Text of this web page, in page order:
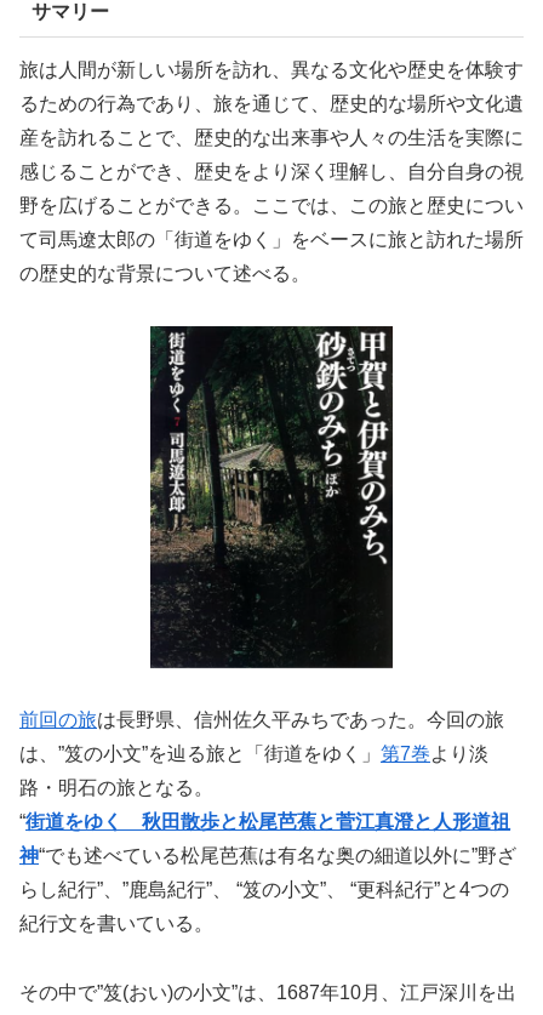
サマリー
旅は人間が新しい場所を訪れ、異なる文化や歴史を体験す
るための行為であり、旅を通じて、歴史的な場所や文化遺
産を訪れることで、歴史的な出来事や人々の生活を実際に
感じることができ、歴史をより深く理解し、自分自身の視
野を広げることができる。ここでは、この旅と歴史につい
て司馬遼太郎の 「街道をゆく」をベースに旅と訪れた場所
の歴史的な背景について述べる。
前回の旅は長野県、信州佐久平みちであった。 今回の旅
は、”笈の小文”を辿る旅と「街道をゆく」 第7巻より淡
路・明石の旅となる。
“街道をゆく 秋田散歩と松尾芭蕉と菅江真澄と人形道祖
神“でも述べている松尾芭蕉は有名な奥の細道以外に”野ざ
らし紀行”、”鹿島紀行”、 “笈の小文”、 “更科紀行”と4つの
紀行文を書いている。
その中で”笈(おい)の小文”は、1687年10月、江戸深川を出